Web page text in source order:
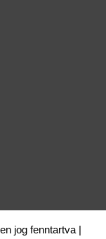
jog fenntartva |